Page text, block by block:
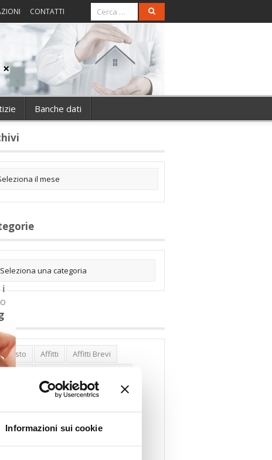
Informazioni sui cookie
CONTATTI
Banche dati
Affitti
Affitti Brevi
Banca Woolwich
Bilocali
Cambioabitazione
Carenza Alloggi
i